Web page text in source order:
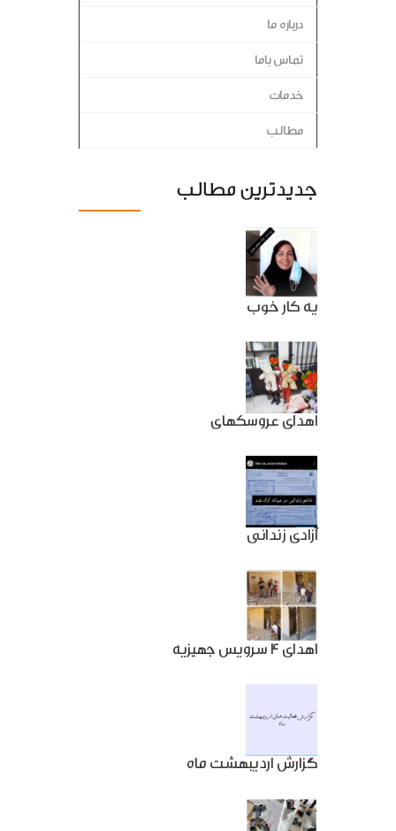
درباره ما
تماس باما
خدمات
مطالب
جدیدترین مطالب
یه کار خوب
اهدای عروسکهای
آزادی زندانی
اهدای 4 سرویس جهیزیه
گزارش اردیبهشت ماه